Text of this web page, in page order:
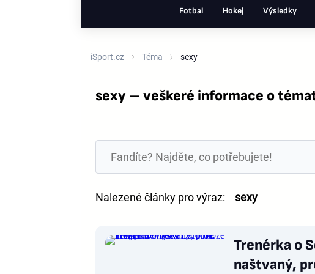
Fotbal Hokej Výsledky
iSport.cz Téma sexy
sexy – veškeré informace o
Nalezené články pro výraz: sexy
Trenérka o
naštvaný,